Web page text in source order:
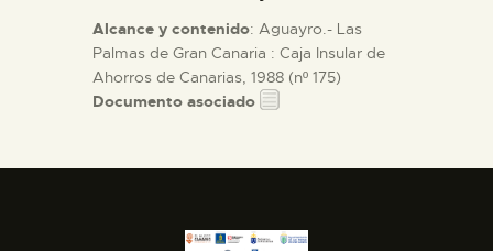
Alcance y contenido: Aguayro.- Las
Palmas de Gran Canaria : Caja Insular de
Ahorros de Canarias, 1988 (nº 175)
Documento asociado